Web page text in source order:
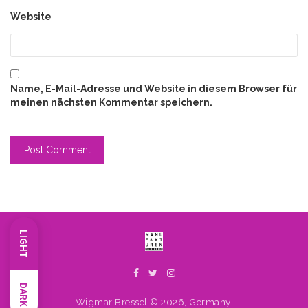
LIGHT
DARK
Website
Name, E-Mail-Adresse und Website in diesem Browser für
meinen nächsten Kommentar speichern.
Wigmar Bressel © 2026, Germany.